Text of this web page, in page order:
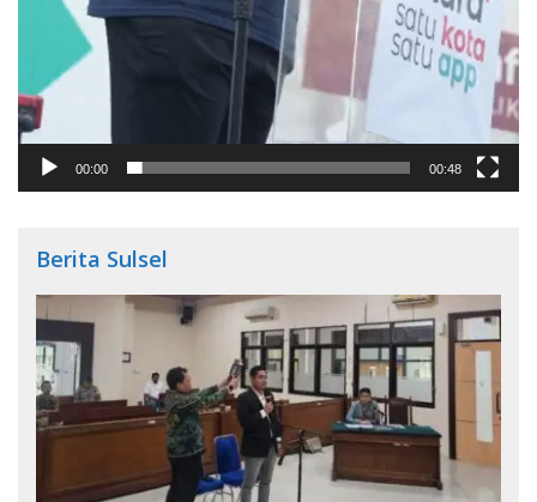
00:00 00:48
Berita Sulsel